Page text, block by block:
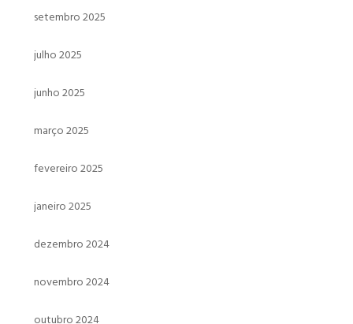
setembro 2025
julho 2025
junho 2025
março 2025
fevereiro 2025
janeiro 2025
dezembro 2024
novembro 2024
outubro 2024